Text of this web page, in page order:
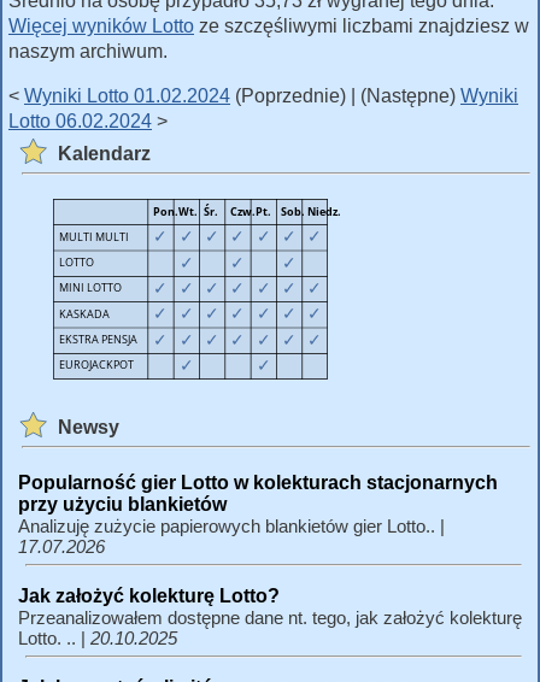
Więcej wyników Lotto ze szczęśliwymi liczbami znajdziesz w
naszym archiwum.
< Wyniki Lotto 01.02.2024 (Poprzednie) | (Następne) Wyniki
Lotto 06.02.2024 >
Kalendarz
Newsy
Popularność gier Lotto w kolekturach stacjonarnych
przy użyciu blankietów
Analizuję zużycie papierowych blankietów gier Lotto.. |
17.07.2026
Jak założyć kolekturę Lotto?
Przeanalizowałem dostępne dane nt. tego, jak założyć kolekturę
Lotto. .. | 20.10.2025